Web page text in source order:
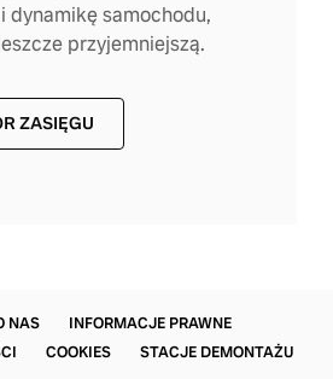
dynamikę samochodu,
przyjemniejszą.
ZASIĘGU
NAS
INFORMACJE PRAWNE
COOKIES STACJE DEMONTAŻU